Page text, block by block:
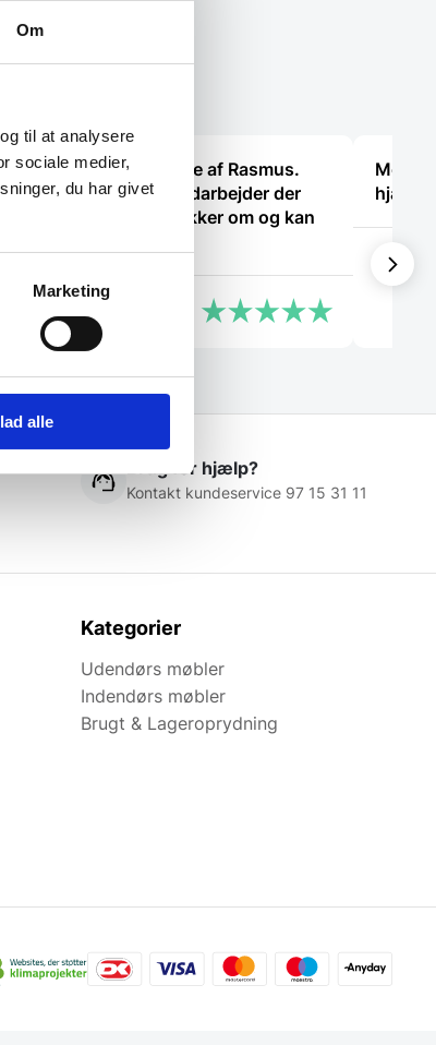
Om
til at analysere
sociale medier,
du har givet
Marketing
alle
Super dejlig service af Rasmus.
Kanon med en medarbejder der
ved hvad han snakker om og kan
Anonym
Meget
Steffen
Brug for hjælp?
Kontakt kundeservice 97 15 31 11
Kategorier
Udendørs møbler
Indendørs møbler
Brugt & Lageroprydning